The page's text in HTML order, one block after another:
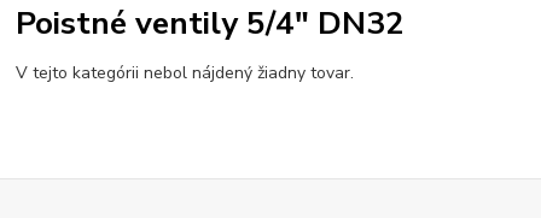
Poistné ventily 5/4" DN32
V tejto kategórii nebol nájdený žiadny tovar.